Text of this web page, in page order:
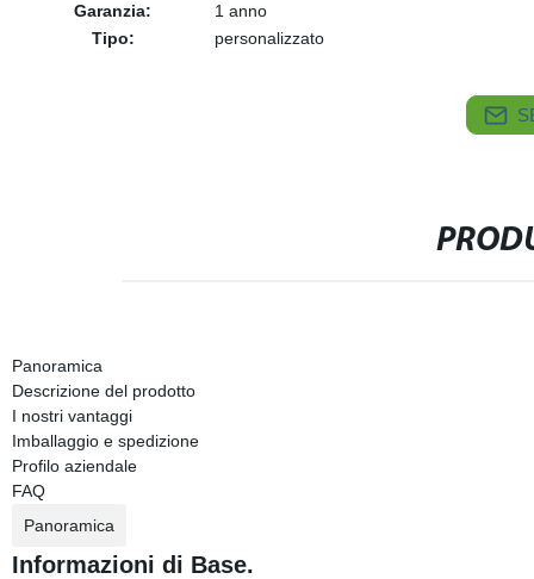
Garanzia:
1 anno
Tipo:
personalizzato
Panoramica
Descrizione del prodotto
I nostri vantaggi
Imballaggio e spedizione
Profilo aziendale
FAQ
Panoramica
Informazioni di Base.